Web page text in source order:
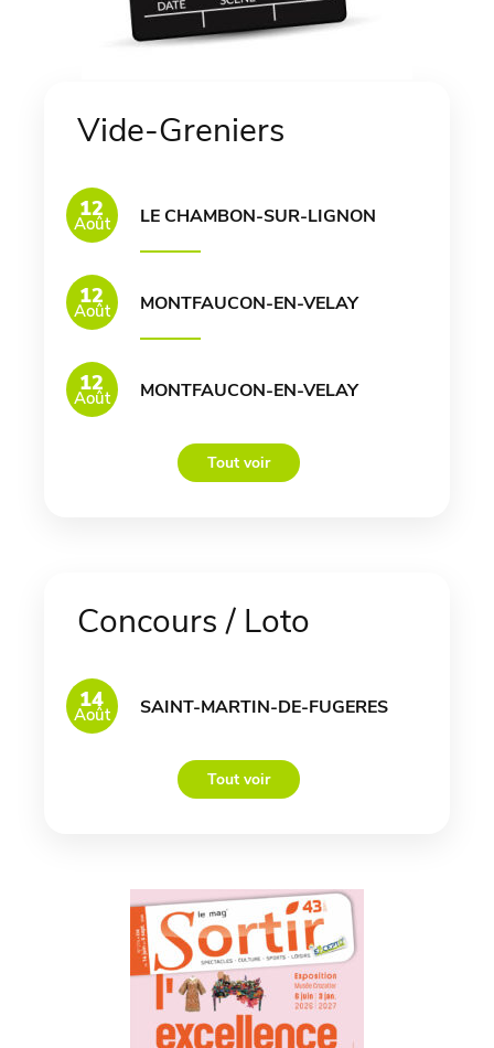
Vide-Greniers
12
Août LE CHAMBON-SUR-LIGNON
12
Août MONTFAUCON-EN-VELAY
12
Août MONTFAUCON-EN-VELAY
Tout voir
Concours / Loto
14
Août SAINT-MARTIN-DE-FUGERES
Tout voir